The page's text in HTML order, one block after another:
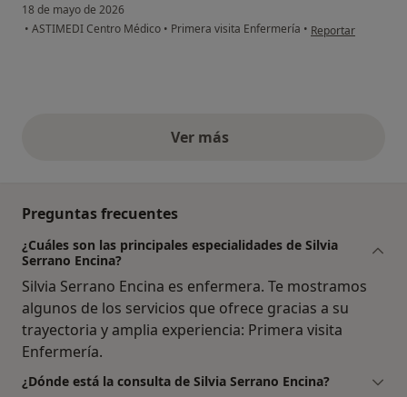
18 de mayo de 2026
• ASTIMEDI Centro Médico • Primera visita Enfermería • en opinión del
Reportar
Ver másopiniones anteriores
Preguntas frecuentes
¿Cuáles son las principales especialidades de Silvia
Serrano Encina?
Silvia Serrano Encina es enfermera. Te mostramos
algunos de los servicios que ofrece gracias a su
trayectoria y amplia experiencia: Primera visita
Enfermería.
¿Dónde está la consulta de Silvia Serrano Encina?